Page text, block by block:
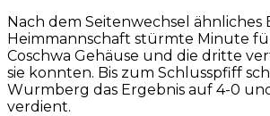
Nach dem Seitenwechsel ähnliches
Heimmannschaft stürmte Minute
Coschwa Gehäuse und die dritte
sie konnten. Bis zum Schlusspfiff
Wurmberg das Ergebnis auf 4-0
verdient.